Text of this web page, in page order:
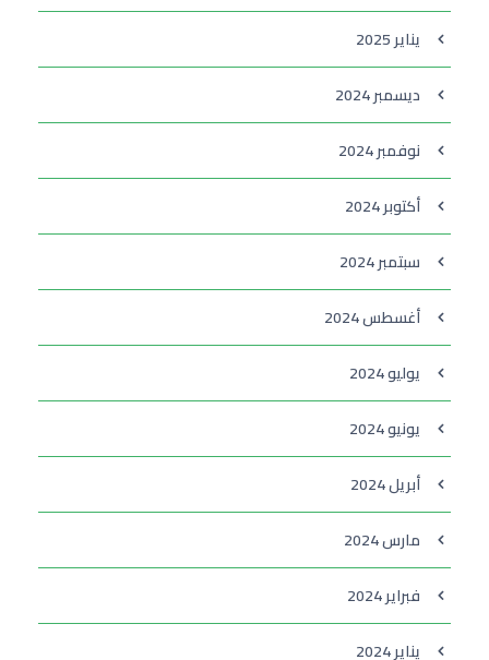
يناير 2025
ديسمبر 2024
نوفمبر 2024
أكتوبر 2024
سبتمبر 2024
أغسطس 2024
يوليو 2024
يونيو 2024
أبريل 2024
مارس 2024
فبراير 2024
يناير 2024